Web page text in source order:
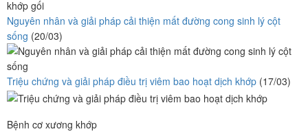
Nguyên nhân và giải pháp cải thiện mất đường cong sinh lý cột
sống (20/03)
Triệu chứng và giải pháp điều trị viêm bao hoạt dịch khớp (17/03)
Bệnh cơ xương khớp